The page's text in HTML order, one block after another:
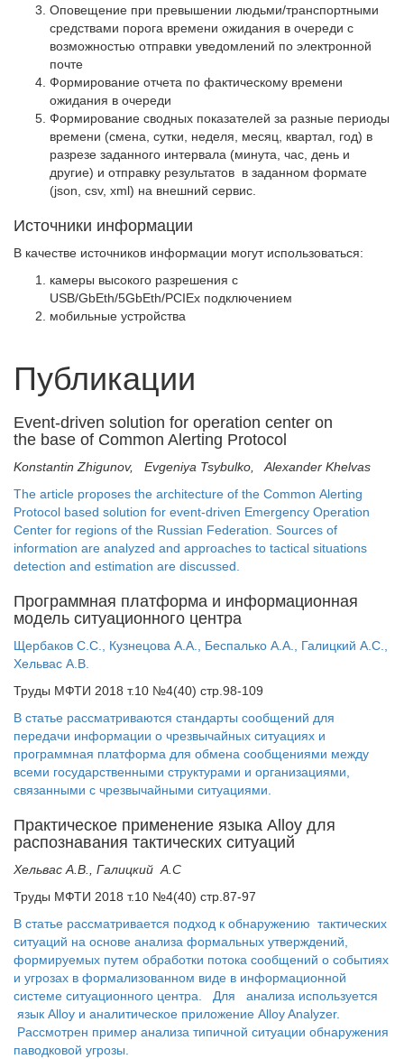
Оповещение при превышении людьми/транспортными
средствами порога времени ожидания в очереди с
возможностью отправки уведомлений по электронной
почте
Формирование отчета по фактическому времени
ожидания в очереди
Формирование сводных показателей за разные периоды
времени (смена, сутки, неделя, месяц, квартал, год) в
разрезе заданного интервала (минута, час, день и
другие) и отправку результатов в заданном формате
(json, csv, xml) на внешний сервис.
Источники информации
В качестве источников информации могут использоваться:
камеры высокого разрешения с
USB/GbEth/5GbEth/PCIEx подключением
мобильные устройства
Публикации
Event-driven solution for operation center on
the base of Common Alerting Protocol
Konstantin Zhigunov, Evgeniya Tsybulko, Alexander Khelvas
The article proposes the architecture of the Common Alerting
Protocol based solution for event-driven Emergency Operation
Center for regions of the Russian Federation. Sources of
information are analyzed and approaches to tactical situations
detection and estimation are discussed.
Программная платформа и информационная
модель ситуационного центра
Щербаков С.С., Кузнецова А.А., Беспалько А.А., Галицкий А.С.,
Хельвас А.В.
Труды МФТИ 2018 т.10 №4(40) стр.98-109
В статье рассматриваются стандарты сообщений для
передачи информации о чрезвычайных ситуациях и
программная платформа для обмена сообщениями между
всеми государственными структурами и организациями,
связанными с чрезвычайными ситуациями.
Практическое применение языка Alloy для
распознавания тактических ситуаций
Хельвас A.B., Галицкий A.С
Труды МФТИ 2018 т.10 №4(40) стр.87-97
В статье рассматривается подход к обнаружению тактических
ситуаций на основе анализа формальных утверждений,
формируемых путем обработки потока сообщений о событиях
и угрозах в формализованном виде в информационной
системе ситуационного центра. Для анализа используется
язык Alloy и аналитическое приложение Alloy Analyzer.
Рассмотрен пример анализа типичной ситуации обнаружения
паводковой угрозы.